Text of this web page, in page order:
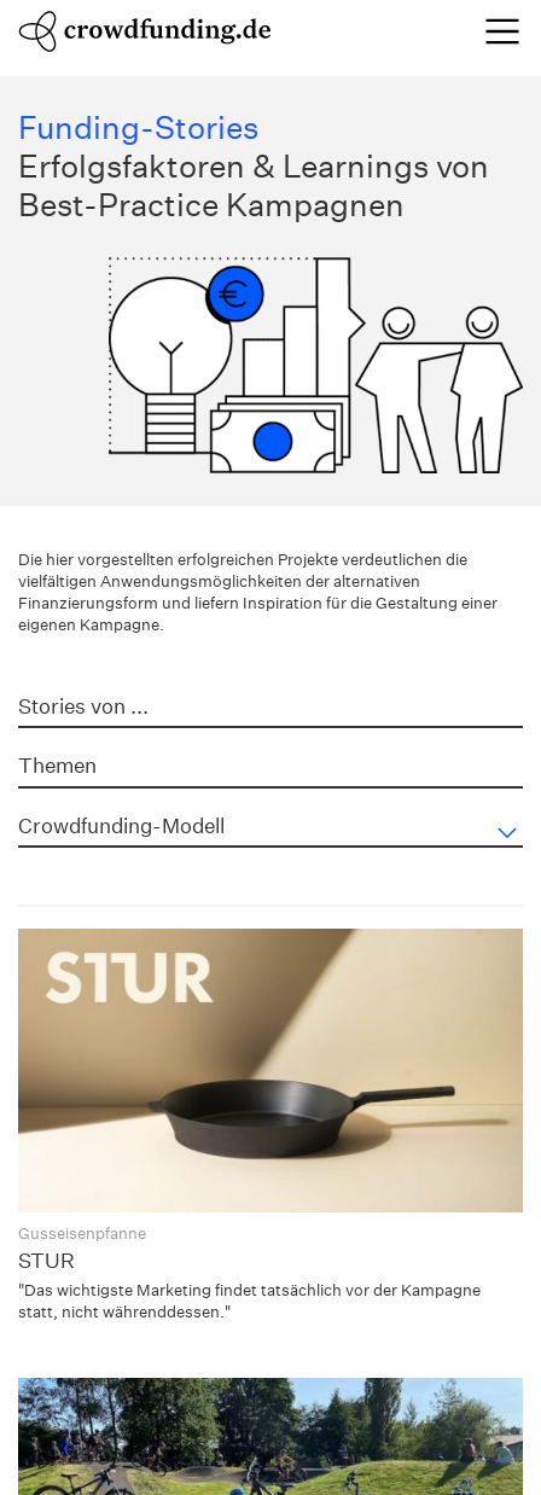
Funding-Stories
Erfolgsfaktoren & Learnings von
Best-Practice Kampagnen
Die hier vorgestellten erfolgreichen Projekte verdeutlichen die
vielfältigen Anwendungsmöglichkeiten der alternativen
Finanzierungsform und liefern Inspiration für die Gestaltung einer
eigenen Kampagne.
Stories von ...
Themen
Crowdfunding-Modell
Gusseisenpfanne
STUR
"Das wichtigste Marketing findet tatsächlich vor der Kampagne
statt, nicht währenddessen."